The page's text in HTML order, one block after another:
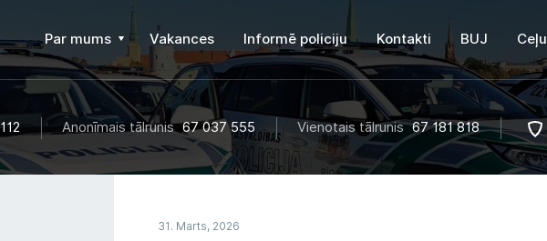
Par mums Vakances Informē policiju Kontakti BUJ
112 Anonīmais tālrunis 67 037 555 Vienotais tālrunis 67 181 818
31. Marts, 2026